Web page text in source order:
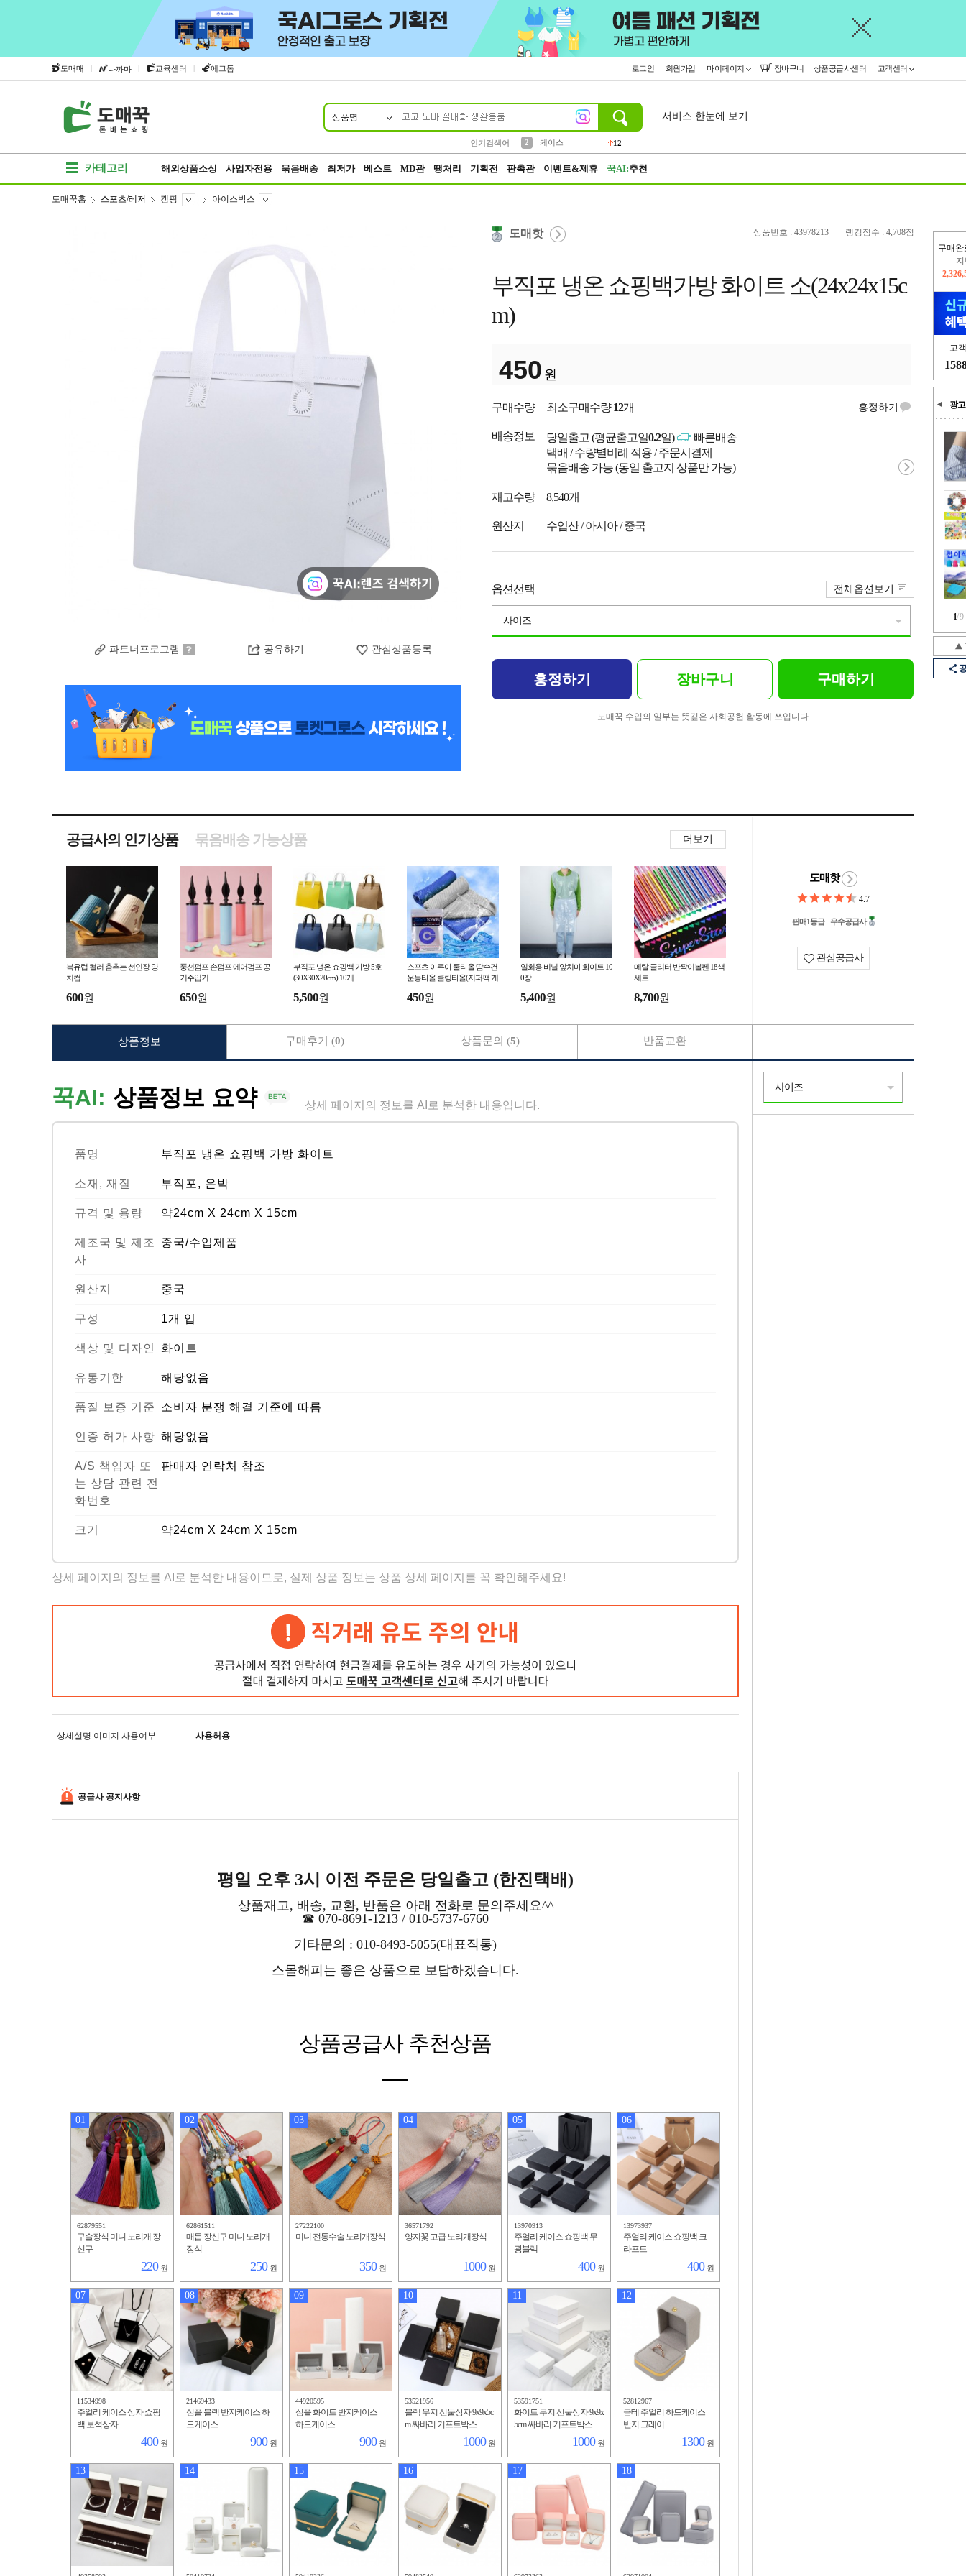
도매매 | 나까마 | 교육센터 | 에그돔 로그인 회원가입 마이페이지 장바구니 상품공급사센터 고객센터
상품명
인기검색어
2
케이스
12
서비스 한눈에 보기
카테고리 해외상품소싱 사업자전용 묶음배송 최저가 베스트 MD관 땡처리 기획전 판촉관 이벤트&제휴 꾹AI:추천
구매완
고
광고
1/9
도매꾹홈 스포츠/레저 캠핑 아이스박스
파트너프로그램 공유하기 관심상품등록
상품번호 : 43978213 랭킹점수 : 4,708점
도매핫
부직포 냉온 쇼핑백가방 화이트 소(24x24x15c
m)
450 원
구매수량 최소구매수량12개 흥정하기
배송정보 당일출고 (평균출고일0.2일)
빠른배송
택배 / 수량별비례 적용 / 주문시결제
묶음배송 가능 (동일 출고지 상품만 가능)
재고수량 8,540개
원산지 수입산 / 아시아 / 중국
옵션선택
사이즈
전체옵션보기
흥정하기 장바구니 구매하기
도매꾹 수입의 일부는 뜻깊은 사회공헌 활동에 쓰입니다
공급사의 인기상품 더보기
묶음배송 가능상품
북유럽 컬러 춤추는 선인장 양
치컵
600원
풍선펌프 손펌프 에어펌프 공
기주입기
650원
부직포 냉온 쇼핑백 가방 5호
(30X30X20cm) 10개
5,500원
스포츠 아쿠아 쿨타올 땀수건
운동타올 쿨링타올(지퍼팩 개
450원
일회용 비닐 앞치마 화이트 10
0장
5,400원
메탈 글리터 반짝이볼펜 18색
세트
8,700원
도매핫
4.7
판매1등급 우수공급사
관심공급사
꾹AI: 상품정보 요약 상세 페이지의 정보를 AI로 분석한 내용입니다.
품명 부직포 냉온 쇼핑백 가방 화이트
소재, 재질 부직포, 은박
규격 및 용량 약24cm X 24cm X 15cm
제조국 및 제조
사
중국/수입제품
원산지 중국
구성 1개 입
색상 및 디자인 화이트
유통기한 해당없음
품질 보증 기준 소비자 분쟁 해결 기준에 따름
인증 허가 사항 해당없음
A/S 책임자 또
는 상담 관련 전
화번호
판매자 연락처 참조
크기 약24cm X 24cm X 15cm
상세 페이지의 정보를 AI로 분석한 내용이므로, 실제 상품 정보는 상품 상세 페이지를 꼭 확인해주세요!
상세설명 이미지 사용여부 사용허용
공급사 공지사항
평일 오후 3시 이전 주문은 당일출고 (한진택배)
상품재고, 배송, 교환, 반품은 아래 전화로 문의주세요^^
☎ 070-8691-1213 / 010-5737-6760
기타문의 : 010-8493-5055(대표직통)
스몰해피는 좋은 상품으로 보답하겠습니다.
상품공급사 추천상품
01
62879551
구슬장식 미니 노리개 장
신구
220 원
02
62861511
매듭 장신구 미니 노리개
장식
250 원
03
27222100
미니 전통수술 노리개장식
350 원
04
36571792
양지꽃 고급 노리개장식
1000 원
05
13970913
주얼리 케이스 쇼핑백 무
광블랙
400 원
06
13973937
주얼리 케이스 쇼핑백 크
라프트
400 원
07
11534998
주얼리 케이스 상자 쇼핑
백 보석상자
400 원
08
21469433
심플 블랙 반지케이스 하
드케이스
900 원
09
44920595
심플 화이트 반지케이스
하드케이스
900 원
10
53521956
블랙 무지 선물상자 9x9x5c
m 싸바리 기프트박스
1000 원
11
53591751
화이트 무지 선물상자 9x9x
5cm 싸바리 기프트박스
1000 원
12
52812967
금테 주얼리 하드케이스
반지 그레이
1300 원
13 14 15 16 17 18
상품정보 구매후기 (0) 상품문의 (5) 반품교환
사이즈